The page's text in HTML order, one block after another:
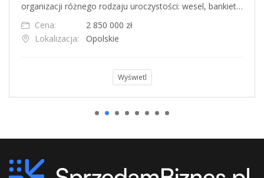
organizacji różnego rodzaju uroczystości: wesel, bankiet…
Cena:
2 850 000 zł
Lokalizacja:
Opolskie
Wyświetl